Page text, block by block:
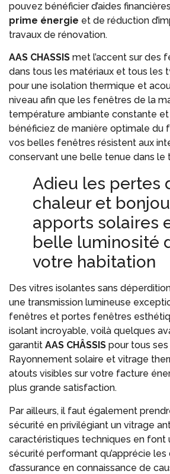
pouvez bénéficier d’aides
prime énergie et de réduction
travaux de rénovation.
AAS CHASSIS met l’accent sur des
dans tous les matériaux et tous les
pour une isolation thermique et
niveau afin que les fenêtres de la
température ambiante constante et
bénéficiez de manière optimale du
vos belles fenêtres résistent aux
conservant une belle tenue dans le
Adieu les pertes
chaleur et
apports solaires
belle luminosité
votre habitation
Des vitres isolantes sans
une transmission lumineuse
fenêtres et portes fenêtres
isolant incroyable, voilà quelques
garantit AAS CHÂSSIS pour tous
Rayonnement solaire et vitrage
atouts visibles sur votre facture
plus grande satisfaction.
Par ailleurs, il faut également
sécurité en privilégiant un vitrage
caractéristiques techniques en font
sécurité performant qu’apprécie
d’assurance en connaissance de